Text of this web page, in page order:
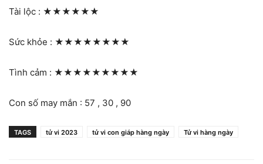
Tài lộc : ★★★★★★
Sức khỏe : ★★★★★★★★
Tình cảm : ★★★★★★★★★
Con số may mắn : 57 , 30 , 90
TAGS tử vi 2023 tử vi con giáp hàng ngày Tử vi hàng ngày